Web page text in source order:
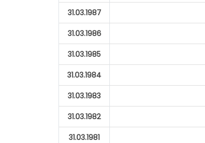
31.03.1987
31.03.1986
31.03.1985
31.03.1984
31.03.1983
31.03.1982
31.03.1981